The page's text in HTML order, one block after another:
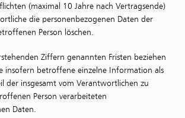
(maximal 10 Jahre nach Vertragsende)
die personenbezogenen Daten der
Person löschen.
Ziffern genannten Fristen beziehen
insofern betroffene einzelne Information als
der insgesamt vom Verantwortlichen zu
Person verarbeiteten
Daten.